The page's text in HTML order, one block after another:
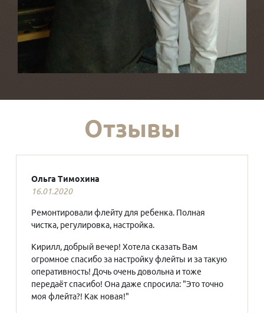
Отзывы
Ольга Тимохина
16.01.2020
Ремонтировали флейту для ребенка. Полная
чистка, регулировка, настройка.
Кирилл, добрый вечер! Хотела сказать Вам
огромное спасибо за настройку флейты и за такую
оперативность! Дочь очень довольна и тоже
передаёт спасибо! Она даже спросила: "Это точно
моя флейта?! Как новая!"